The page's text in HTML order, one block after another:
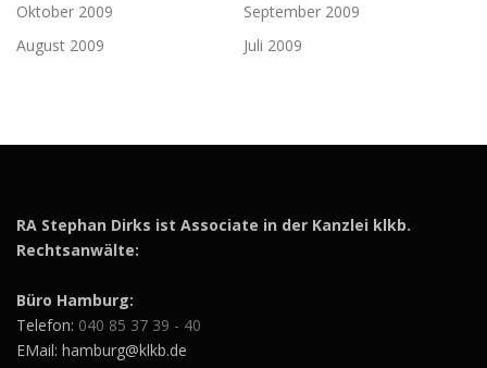
Oktober 2009
September 2009
August 2009
Juli 2009
RA Stephan Dirks ist Associate in der Kanzlei klkb.
Rechtsanwälte:
Büro Hamburg:
Telefon: 040 85 37 39 - 40
EMail: hamburg@klkb.de